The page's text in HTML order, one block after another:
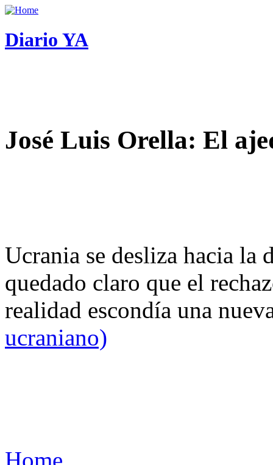
Diario YA
José Luis Orella: El
Ucrania se desliza hacia
quedado claro que el
realidad escondía una
ucraniano)
Home